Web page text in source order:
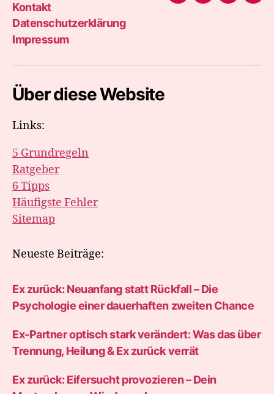
Kontakt
Datenschutzerklärung
Impressum
Über diese Website
Links:
5 Grundregeln
Ratgeber
6 Tipps
Häufigste Fehler
Sitemap
Neueste Beiträge:
Ex zurück: Neuanfang statt Rückfall – Die
Psychologie einer dauerhaften zweiten Chance
Ex-Partner optisch stark verändert: Was das über
Trennung, Heilung & Ex zurück verrät
Ex zurück: Eifersucht provozieren – Dein